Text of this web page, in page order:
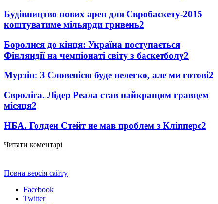
Будівництво нових арен для Євробаскету-2015
коштуватиме мільярди гривень2
Боролися до кінця: Україна поступається
Фінляндії на чемпіонаті світу з баскетболу2
Мурзін: З Словенією буде нелегко, але ми готові2
Євроліга. Лідер Реала став найкращим гравцем
місяця2
НБА. Голден Стейт не мав проблем з Кліпперс2
Читати коментарі
Повна версія сайту
Facebook
Twitter